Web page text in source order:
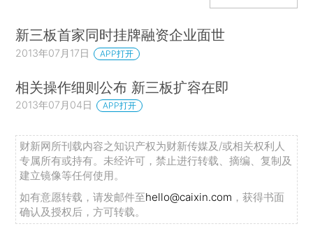
新三板首家同时挂牌融资企业面世
2013年07月17日 APP打开
相关操作细则公布 新三板扩容在即
2013年07月04日 APP打开
财新网所刊载内容之知识产权为财新传媒及/或相关权利人
专属所有或持有。未经许可，禁止进行转载、摘编、复制及
建立镜像等任何使用。
如有意愿转载，请发邮件至hello@caixin.com ，获得书面
确认及授权后，方可转载。